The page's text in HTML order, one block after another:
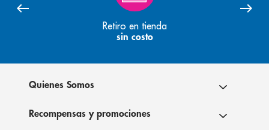
Retiro en tienda
sin costo
Quienes Somos
Recompensas y promociones